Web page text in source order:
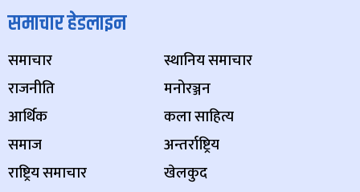
समाचार हेडलाइन
समाचार
राजनीति
आर्थिक
समाज
राष्ट्रिय समाचार
स्थानिय समाचार
मनोरञ्जन
कला साहित्य
अन्तर्राष्ट्रिय
खेलकुद